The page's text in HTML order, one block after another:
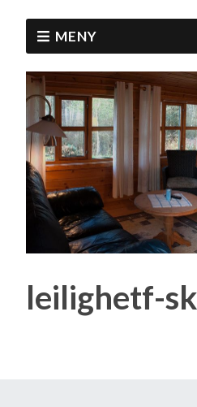
MENY
leilighetf-